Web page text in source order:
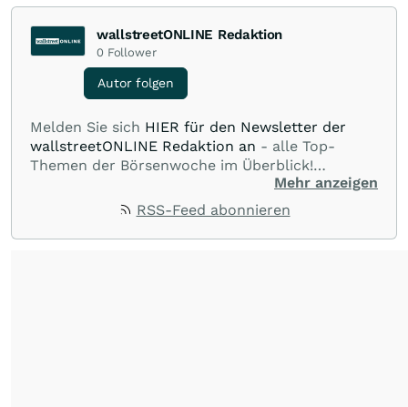
wallstreetONLINE Redaktion
0 Follower
Autor folgen
Melden Sie sich HIER für den Newsletter der
wallstreetONLINE Redaktion an - alle Top-
Themen der Börsenwoche im Überblick!
Verpassen Sie kein wichtiges Anleger-Thema!Für
Beiträge auf diesem journalistischen Channel ist
Redaktion verantwortlich. Die Fachjournalisten
Mehr anzeigen
RSS-Feed abonnieren